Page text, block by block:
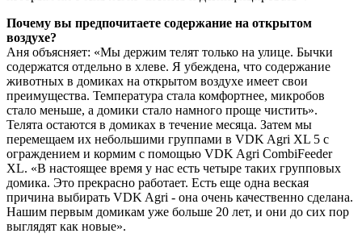
Почему вы предпочитаете содержание на открытом
воздухе?
Аня объясняет: «Мы держим телят только на улице. Бычки
содержатся отдельно в хлеве. Я убеждена, что содержание
животных в домиках на открытом воздухе имеет свои
преимущества. Температура стала комфортнее, микробов
стало меньше, а домики стало намного проще чистить».
Телята остаются в домиках в течение месяца. Затем мы
перемещаем их небольшими группами в VDK Agri XL 5 с
ограждением и кормим с помощью VDK Agri CombiFeeder
XL. «В настоящее время у нас есть четыре таких групповых
домика. Это прекрасно работает. Есть еще одна веская
причина выбирать VDK Agri - она очень качественно сделана.
Нашим первым домикам уже больше 20 лет, и они до сих пор
выглядят как новые».